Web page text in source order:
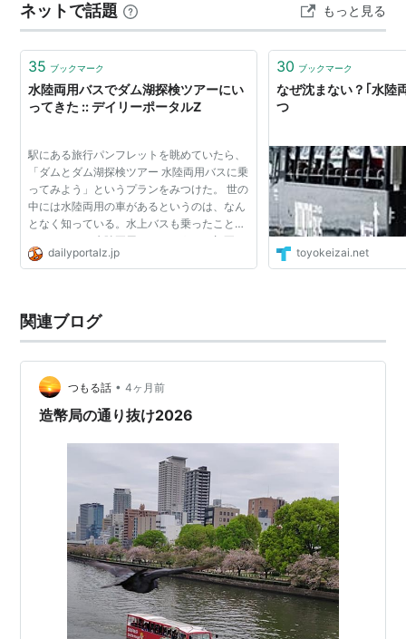
浜」とは？ どこで乗れる？チケットはどこで買える？ 実
際に乗った様子をレポート 目次 水陸両用バス「スカイダ
ック横浜」 スカイダックと…
ネットで話題 もっと見る
35 ブックマーク
水陸両用バスでダム湖探検ツアーにい
ってきた :: デイリーポータルZ
駅にある旅行パンフレットを眺めていたら、
「ダムとダム湖探検ツアー 水陸両用バスに乗
ってみよう」というプランをみつけた。 世の
中には水陸両用の車があるというのは、なん
となく知っている。水上バスも乗ったことが
ある。しかし水陸両用バスというのは初耳
だ。しかもそんなレアなものでダム湖を探検
dailyportalz.jp
30 ブックマーク
なぜ沈まない？｢水陸
つ
toyokeizai.net
関連ブログ
つもる話 • 4ヶ月前
造幣局の通り抜け2026